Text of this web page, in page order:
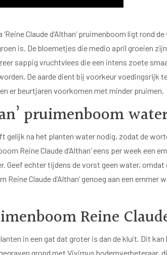
Claude d’Althan’ pruimenboom ligt rond
is. De bloemetjes die medio april groeien
sappig vruchtvlees die een intens zoete
De aarde dient bij voorkeur voedingsrijk
er beurtjaren voorkomen met minder pruimen.
pruimenboom
gelijk na het planten water nodig, zodat de
Reine Claude d’Althan’ eens per week een
Geef echter tijdens de vorst geen water, omdat
Claude d’Althan’ genoeg aan een emmer
Reine
in een gat dat groter is dan de kluit. Dit
grond met Vivimus bodemverbeteraar,